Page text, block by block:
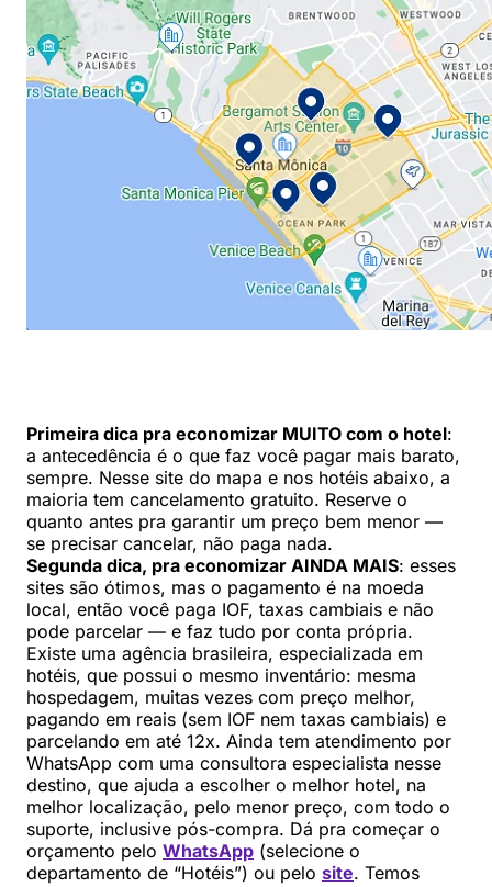
Primeira dica pra economizar MUITO com o hotel:
a antecedência é o que faz você pagar mais barato,
sempre. Nesse site do mapa e nos hotéis abaixo, a
maioria tem cancelamento gratuito. Reserve o
quanto antes pra garantir um preço bem menor —
se precisar cancelar, não paga nada.
Segunda dica, pra economizar AINDA MAIS: esses
sites são ótimos, mas o pagamento é na moeda
local, então você paga IOF, taxas cambiais e não
pode parcelar — e faz tudo por conta própria.
Existe uma agência brasileira, especializada em
hotéis, que possui o mesmo inventário: mesma
hospedagem, muitas vezes com preço melhor,
pagando em reais (sem IOF nem taxas cambiais) e
parcelando em até 12x. Ainda tem atendimento por
WhatsApp com uma consultora especialista nesse
destino, que ajuda a escolher o melhor hotel, na
melhor localização, pelo menor preço, com todo o
suporte, inclusive pós-compra. Dá pra começar o
orçamento pelo WhatsApp (selecione o
departamento de “Hotéis”) ou pelo site. Temos